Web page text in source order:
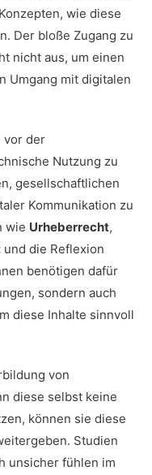
wie diese
Der bloße Zugang zu
nicht aus, um einen
Umgang mit digitalen
vor der
Nutzung zu
gesellschaftlichen
Kommunikation zu
wie Urheberrecht,
und die Reflexion
benötigen dafür
sondern auch
diese Inhalte sinnvoll
von
diese selbst keine
können sie diese
Studien
unsicher fühlen im